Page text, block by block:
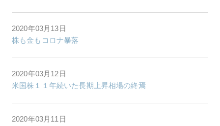
2020年03月13日
株も金もコロナ暴落
2020年03月12日
米国株１１年続いた長期上昇相場の終焉
2020年03月11日